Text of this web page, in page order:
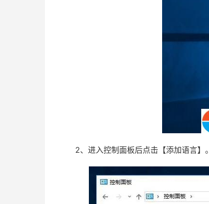
2、进入控制面板后点击【添加语言】。